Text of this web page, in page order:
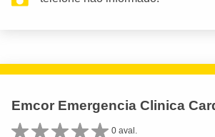
Emcor Emergencia Clinica
0 aval.